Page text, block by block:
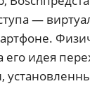
—
его идея